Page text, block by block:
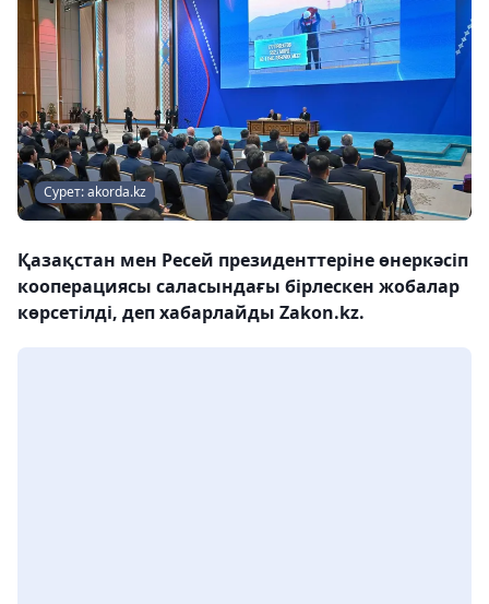
Сурет: akorda.kz
Қазақстан мен Ресей президенттеріне өнеркәсіп
кооперациясы саласындағы бірлескен жобалар
көрсетілді, деп хабарлайды Zakon.kz.